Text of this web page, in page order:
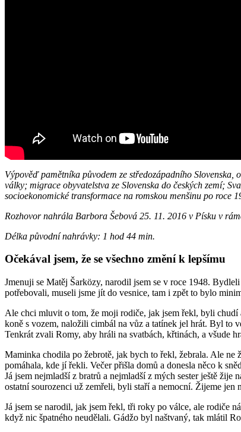
Výpověď pamětníka původem ze středozápadního
války; migrace obyvatelstva ze Slovenska do českých zemí;
socioekonomické transformace na romskou menšinu po roce
Rozhovor nahrála Barbora Šebová 25. 11. 2016 v Písku v
Délka původní nahrávky: 1 hod 44 min.
Očekával jsem, že se všechno změní k lepšímu
Jmenuji se Matěj Šarközy, narodil jsem se v roce 1948.
potřebovali, museli jsme jít do vesnice, tam i zpět to bylo
Ale chci mluvit o tom, že moji rodiče, jak jsem řekl, byli
koně s vozem, naložili cimbál na vůz a tatínek jel hrát. Byl to
Tenkrát zvali Romy, aby hráli na svatbách, křtinách, a všude
Maminka chodila po žebrotě, jak bych to řekl, žebrala. Ale
pomáhala, kde jí řekli. Večer přišla domů a donesla něco k
Já jsem nejmladší z bratrů a nejmladší z mých sester ještě
ostatní sourozenci už zemřeli, byli staří a nemocní. Žijeme jen
Já jsem se narodil, jak jsem řekl, tři roky po válce, ale rodiče
když nic špatného neudělali. Gádžo byl naštvaný, tak mlátil